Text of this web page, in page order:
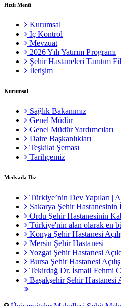
Hızlı Menü
Kurumsal
İç Kontrol
Mevzuat
2026 Yılı Yatırım Programı
Şehir Hastaneleri Tanıtım
İletişim
Kurumsal
Sağlık Bakanımız
Genel Müdür
Genel Müdür Yardımcıları
Daire Başkanlıkları
Teşkilat Şeması
Tarihçemiz
Medyada Biz
Türkiye’nin Dev Yapıları |
Sakarya Şehir Hastanesinin
Ordu Şehir Hastanesinin
Türkiye'nin alan olarak en
Konya Şehir Hastanesi
Mersin Şehir Hastanesi
Yozgat Şehir Hastanesi
Bursa Şehir Hastanesi
Tekirdağ Dr. İsmail Fehmi
Başakşehir Şehir Hastanesi